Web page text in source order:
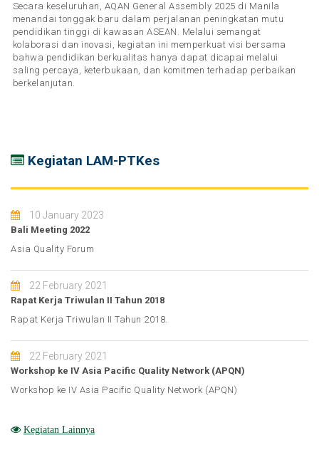
Secara keseluruhan, AQAN General Assembly 2025 di Manila
menandai tonggak baru dalam perjalanan peningkatan mutu
pendidikan tinggi di kawasan ASEAN. Melalui semangat
kolaborasi dan inovasi, kegiatan ini memperkuat visi bersama
bahwa pendidikan berkualitas hanya dapat dicapai melalui
saling percaya, keterbukaan, dan komitmen terhadap perbaikan
berkelanjutan.
Kegiatan LAM-PTKes
10 January 2023
Bali Meeting 2022
Asia Quality Forum
22 February 2021
Rapat Kerja Triwulan II Tahun 2018
Rapat Kerja Triwulan II Tahun 2018.
22 February 2021
Workshop ke IV Asia Pacific Quality Network (APQN)
Workshop ke IV Asia Pacific Quality Network (APQN)
Kegiatan Lainnya